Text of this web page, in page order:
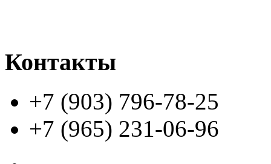
Контакты
+7 (903) 796-78-25
+7 (965) 231-06-96